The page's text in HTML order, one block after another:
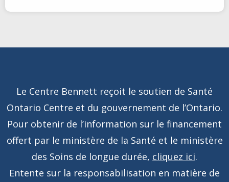
Le Centre Bennett reçoit le soutien de Santé
Ontario Centre et du gouvernement de l’Ontario.
Pour obtenir de l’information sur le financement
offert par le ministère de la Santé et le ministère
des Soins de longue durée, cliquez ici.
Entente sur la responsabilisation en matière de